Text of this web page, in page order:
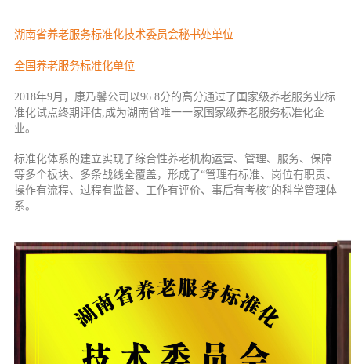
湖南省养老服务标准化技术委员会秘书处单位
全国养老服务标准化单位
2018年9月，康乃馨公司以96.8分的高分通过了国家级养老服务业标
准化试点终期评估,成为湖南省唯一一家国家级养老服务标准化企
业。
标准化体系的建立实现了综合性养老机构运营、管理、服务、保障
等多个板块、多条战线全覆盖，形成了“管理有标准、岗位有职责、
操作有流程、过程有监督、工作有评价、事后有考核”的科学管理体
系。